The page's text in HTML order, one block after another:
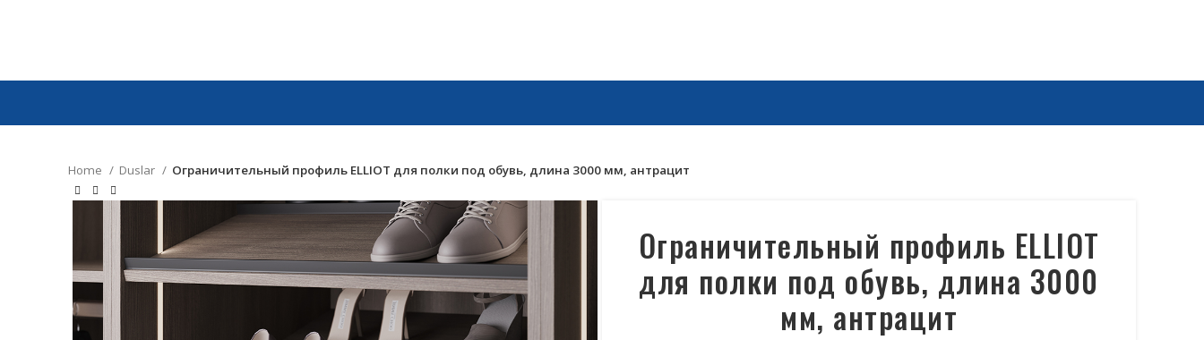
Home Duslar Ограничительный профиль ELLIOT для полки под обувь, длина 3000 мм, антрацит
Ограничительный профиль ELLIOT
для полки под обувь, длина 3000
мм, антрацит